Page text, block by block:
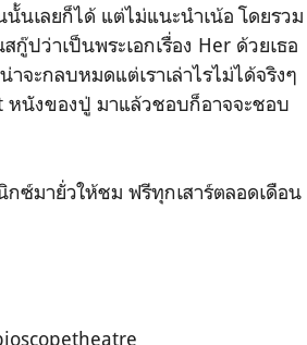
นเลยก็ได้ แต่ไม่แนะนำเน้อ โดยรวม
ปว่าเป็นพระเอกเรื่อง Her ด้วยเธอ
จะกลบหมดแต่เราเล่าไรไม่ได้จริงๆ
หนังของปู่ มาแล้วชอบก็อาจจะชอบ
ซ์มายั่วให้ชม ฟรีทุกเสาร์ตลอดเดือน